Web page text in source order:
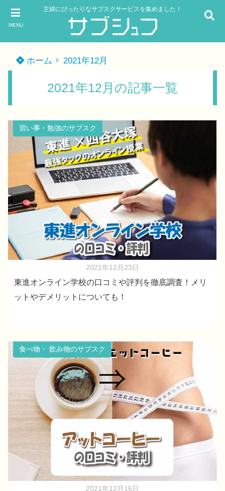
MENU
主婦にぴったりなサブスクサービスを集めました！
ホーム 2021年12月
2021年12月の記事一覧
習い事・勉強のサブスク
2021年12月23日
東進オンライン学校の口コミや評判を徹底調査！メリ
ットやデメリットについても！
食べ物・ 飲み物のサブスク
2021年12月16日